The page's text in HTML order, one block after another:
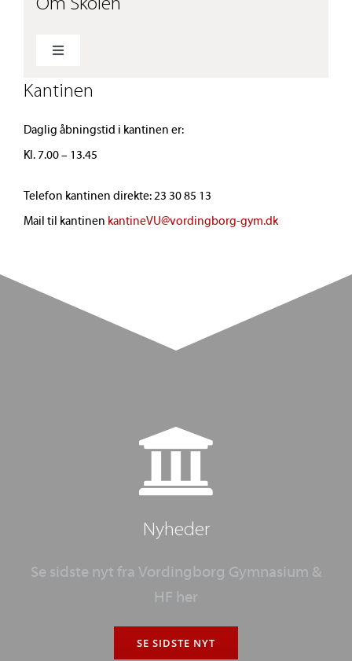
Om Skolen
Toggle
Ferieplan
Persondatapolitik
Kvalitet og evaluering
Kantinen
Daglig åbningstid i kantinen er:
Kl. 7.00 – 13.45
Telefon kantinen direkte: 23 30 85 13
Mail til kantinen kantineVU@vordingborg-gym.dk
Nyheder
Se sidste nyt fra Vordingborg Gymnasium &
HF her
SE SIDSTE NYT